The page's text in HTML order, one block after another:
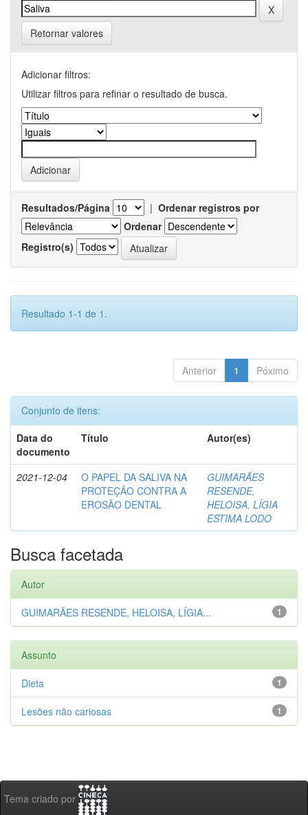
Retornar valores
Adicionar filtros:
Utilizar filtros para refinar o resultado de busca.
Resultados/Página | Ordenar registros por
Ordenar
Registro(s)
Resultado 1-1 de 1.
Anterior 1 Póximo
Conjunto de itens:
Data do
documento
Título Autor(es)
2021-12-04
O PAPEL DA SALIVA NA
PROTEÇÃO CONTRA A
EROSÃO DENTAL
GUIMARÃES
RESENDE,
HELOISA, LÍGIA
ESTIMA LODO
Busca facetada
Autor
1
GUIMARÃES RESENDE, HELOISA, LÍGIA...
Assunto
1
Dieta
1
Lesões não cariosas
Tema criado por